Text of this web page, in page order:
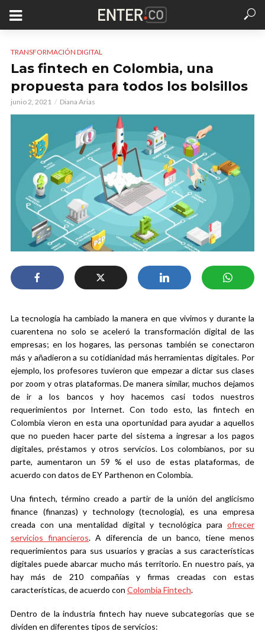
TRANSFORMACIÓN DIGITAL
Las fintech en Colombia, una
propuesta para todos los bolsillos
junio 2, 2021 Diana Arias
La tecnología ha cambiado la manera en que vivimos y durante la
cuarentena no solo se aceleró la transformación digital de las
empresas; en los hogares, las personas también se conectaron
más y añadieron a su cotidianidad más herramientas digitales. Por
ejemplo, los profesores tuvieron que empezar a dictar sus clases
por zoom y otras plataformas. De manera similar, muchos dejamos
de ir a los bancos y hoy hacemos casi todos nuestros
requerimientos por Internet. Con todo esto, las fintech en
Colombia vieron en esta una oportunidad para ayudar a aquellos
que no pueden hacer parte del sistema a ingresar a los pagos
digitales, préstamos y otros servicios. Los colombianos, por su
parte, aumentaron un 59 % el uso de estas plataformas, de
acuerdo con datos de EY Parthenon en Colombia.
Una fintech, término creado a partir de la unión del anglicismo
finance (finanzas) y technology (tecnología), es una empresa
creada con una mentalidad digital y tecnológica para ofrecer
servicios financieros. A diferencia de un banco, tiene menos
requerimientos para sus usuarios y gracias a sus características
digitales puede abarcar mucho más territorio. En nuestro país, ya
hay más de 210 compañías y firmas creadas con estas
características, de acuerdo con Colombia Fintech.
Dentro de la industria fintech hay nueve subcategorías que se
dividen en diferentes tipos de servicios: